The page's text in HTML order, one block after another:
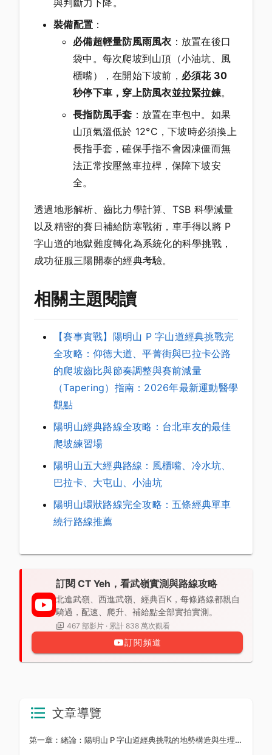
裝備配置 ：
必備超輕量防風雨風衣 ：放置在後口
袋中。每次爬坡到山頂（小油坑、風
櫃嘴），在開始下坡前， 必須花 30
秒停下車，穿上防風衣並拉緊拉鍊。
長指防風手套 ：放置在車包中。如果
山頂氣溫低於 12°C，下坡時必須換上
長指手套，確保手指不會因凍僵而無
法正常按壓煞車拉桿，保障下坡安
全。
透過地形解析、齒比力學計算、TSB 科學減量
以及精密的賽日補給防寒戰術，車手得以將 P
字山道的地獄難度轉化為系統化的科學挑戰，
成功征服三陽開泰的經典考驗。
相關主題閱讀
【賽事實戰】陽明山 P 字山道經典挑戰完
全攻略：仰德大道、平菁街與巴拉卡公路
的爬坡齒比與節奏調整與賽前減量
（Tapering）指南：2026年最新運動醫學
觀點
陽明山經典路線全攻略：台北車友的最佳
爬坡練習場
陽明山五大經典路線：風櫃嘴、冷水坑、
巴拉卡、大屯山、小油坑
陽明山環狀路線完全攻略：五條經典單車
繞行路線推薦
訂閱 CT Yeh，看武嶺實測與路線攻略
北進武嶺、西進武嶺、經典百K，每條路線都親自
騎過，配速、爬升、補給點全部實拍實測。
467 部影片 · 累計 838 萬次觀看
訂閱頻道
文章導覽
第一章：緒論：陽明山 P 字山道經典挑戰的地勢構造與生理學負荷特徵